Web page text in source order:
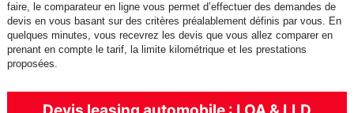
faire, le comparateur en ligne vous permet d’effectuer des demandes de
devis en vous basant sur des critères préalablement définis par vous. En
quelques minutes, vous recevrez les devis que vous allez comparer en
prenant en compte le tarif, la limite kilométrique et les prestations
proposées.